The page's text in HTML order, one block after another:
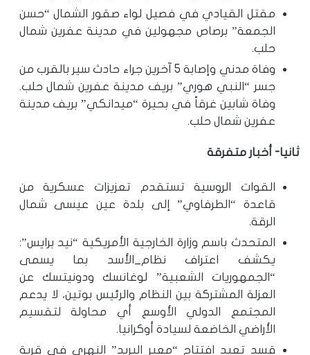
مقتل القيادي في فصيل لواء صقور الشمال “حسن
الجمعة” برصاص مجهولين في مدينة عفرين شمال
حلب.
وفاة مدني وإصابة 5 آخرين جراء حادث سير بالقرب من
جسر “النبي هوري” بريف مدينة عفرين شمال حلب.
وفاة شابين غرقاً في بحيرة “ميدانكي” بريف مدينة
عفرين شمال حلب.
ثانيا- أخبار متفرقة
القوات الروسية تستقدم تعزيزات عسكرية من
قاعدة “الطرفاوي” إلى بلدة عين عيسى شمال
الرقة.
المتحدث باسم وزارة الخارجية الأمريكية “نيد برايس”:
يكشف اعتراف نظام_الأسد بما يسمى
“الجمهوريات الشعبية” لوغانسك ودونيتسك عن
العزلة المشتركة بين النظام والرئيس بوتين، لا يدعم
المجتمع الدولي الأوسع أي محاولة لتقسيم
الأراضي الخاضعة لسيادة أوكرانيا.
قسد تعيد افتتاح “معبر البريد” النهري في قرية